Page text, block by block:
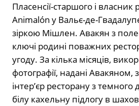
Пласенсії-старшого і власник
Animalón у Вальє-де-
зіркою Мішлен. Авакян з
ключі родині поважних
угоду. За кілька місяців,
фотографії, надані Авакяном,
інтер’єр ресторану з
білу кахельну підлогу в